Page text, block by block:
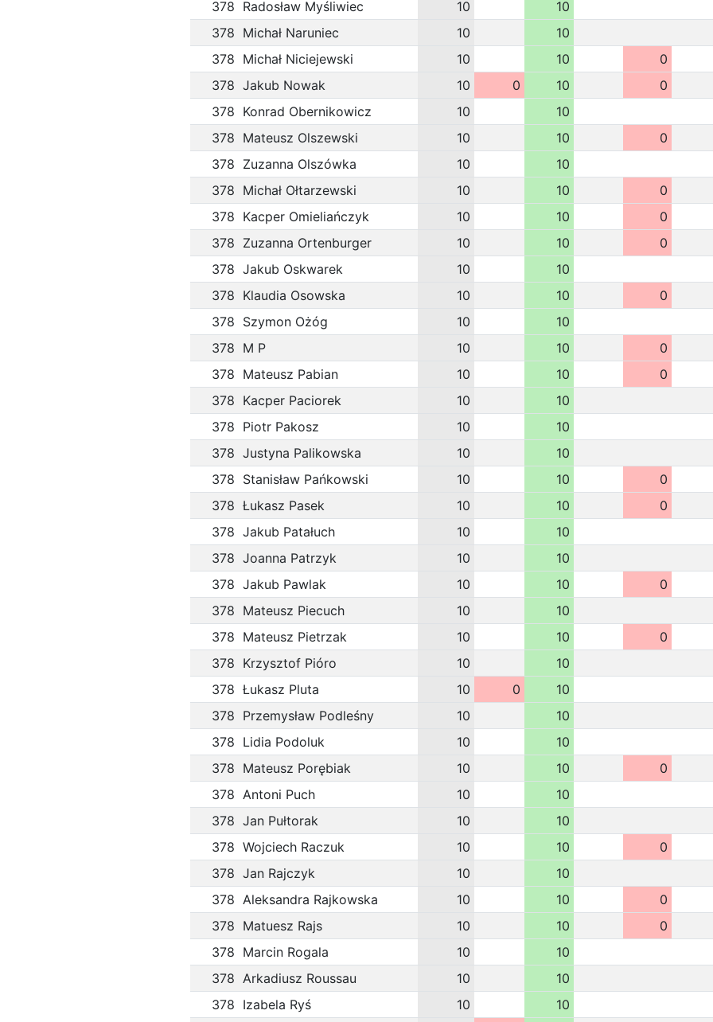
378 Radosław Myśliwiec 10
10
378 Michał Naruniec 10
10
378 Michał Niciejewski 10 10
0
378 Jakub Nowak 10 0 10
0
378 Konrad Obernikowicz 10
10
378 Mateusz Olszewski 10 10
0
378 Zuzanna Olszówka 10
10
378 Michał Ołtarzewski 10 10
0
378 Kacper Omieliańczyk 10 10
0
378 Zuzanna Ortenburger 10 10
0
378 Jakub Oskwarek 10
10
378 Klaudia Osowska 10 10
0
378 Szymon Ożóg 10
10
378 M P 10 10
0
378 Mateusz Pabian 10 10
0
378 Kacper Paciorek 10
10
378 Piotr Pakosz 10
10
378 Justyna Palikowska 10
10
378 Stanisław Pańkowski 10 10
0
378 Łukasz Pasek 10 10
0
378 Jakub Patałuch 10
10
378 Joanna Patrzyk 10
10
378 Jakub Pawlak 10 10
0
378 Mateusz Piecuch 10
10
378 Mateusz Pietrzak 10 10
0
378 Krzysztof Pióro 10
10
378 Łukasz Pluta 10 0
10
378 Przemysław Podleśny 10
10
378 Lidia Podoluk 10
10
378 Mateusz Porębiak 10 10
0
378 Antoni Puch 10
10
378 Jan Pułtorak 10
10
378 Wojciech Raczuk 10 10
0
378 Jan Rajczyk 10
10
378 Aleksandra Rajkowska 10 10
0
378 Matuesz Rajs 10 10
0
378 Marcin Rogala 10
10
378 Arkadiusz Roussau 10
10
378 Izabela Ryś 10
10